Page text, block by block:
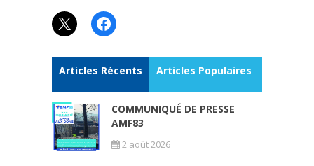
X Facebook
Articles Récents Articles Populaires
COMMUNIQUÉ DE PRESSE
AMF83
2 août 2026